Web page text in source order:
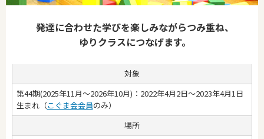
発達に合わせた学びを楽しみながらつみ重ね、
ゆりクラスにつなげます。
対象
第44期(2025年11月～2026年10月)：2022年4月2日～2023年4月1日
生まれ（こぐま会会員のみ）
場所